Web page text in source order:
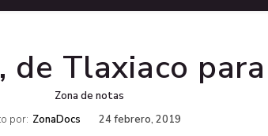
de Tlaxiaco
Zona de notas
por: ZonaDocs 24 febrero, 2019